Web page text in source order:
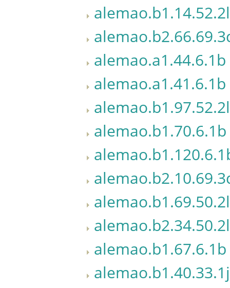
alemao.b1.14.52.2l
alemao.a1.44.6.1b
alemao.a1.41.6.1b
alemao.b1.97.52.2l
alemao.b1.70.6.1b
alemao.b1.69.50.2l
alemao.b2.34.50.2l
alemao.b1.67.6.1b
alemao.b1.40.33.1j